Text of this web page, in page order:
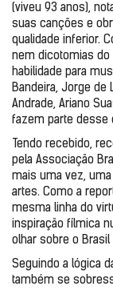
(viveu 93 anos),
suas canções e
qualidade inferior.
nem dicotomias do
habilidade para
Bandeira, Jorge de
Andrade, Ariano
fazem parte desse
Tendo recebido,
pela Associação
mais uma vez,
artes. Como a
mesma linha do
inspiração fílmica
olhar sobre o Brasil
Seguindo a lógica
também se